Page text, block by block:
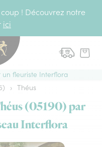
! Découvrez notre
ici
un fleuriste Interflora
› Théus
(05190) par
Interflora